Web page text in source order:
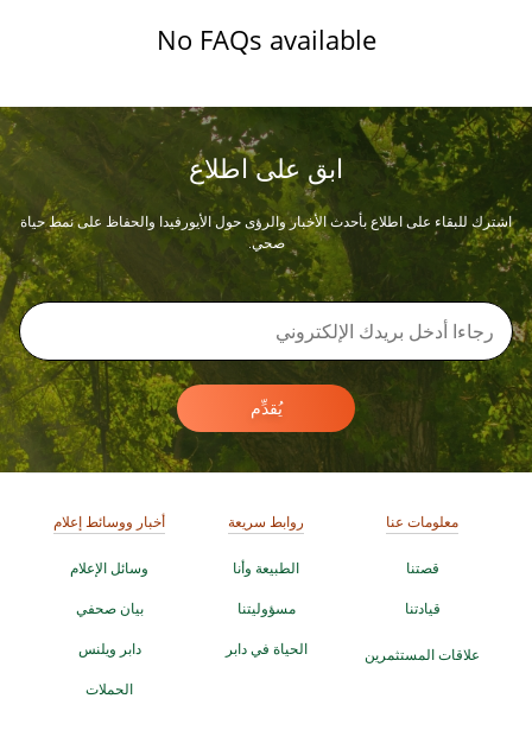
No FAQs available
ابق على اطلاع
اشترك للبقاء على اطلاع بأحدث الأخبار والرؤى حول الأيورفيدا والحفاظ على نمط حياة
صحي.
يُقدِّم
معلومات عنا
قصتنا
قيادتنا
علاقات المستثمرين
روابط سريعة
الطبيعة وأنا
مسؤوليتنا
الحياة في دابر
أخبار ووسائط إعلام
وسائل الإعلام
بيان صحفي
دابر ويلنس
الحملات